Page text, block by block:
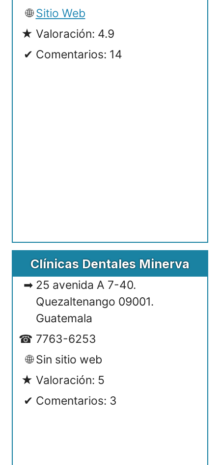
Sitio Web
Valoración: 4.9
Comentarios: 14
Clínicas Dentales Minerva
25 avenida A 7-40.
Quezaltenango 09001.
Guatemala
7763-6253
Sin sitio web
Valoración: 5
Comentarios: 3